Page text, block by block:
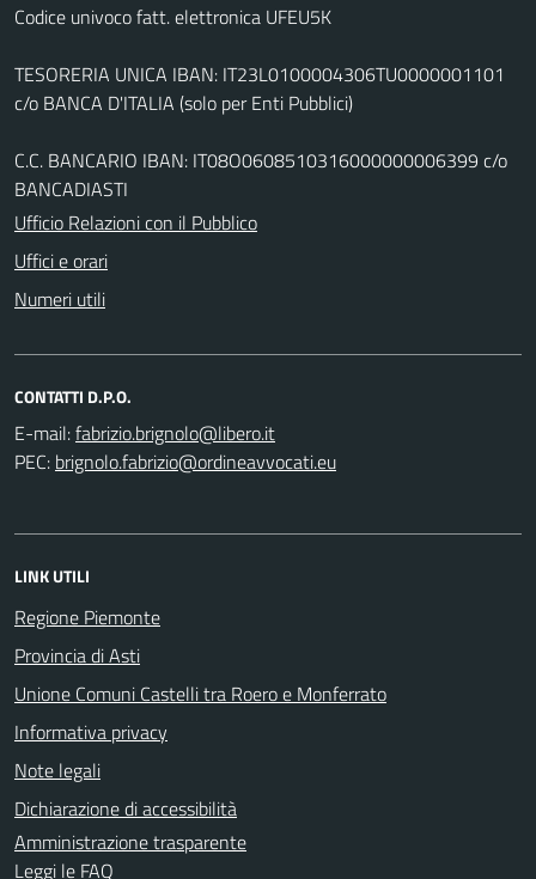
Codice univoco fatt. elettronica UFEU5K
TESORERIA UNICA IBAN: IT23L0100004306TU0000001101
c/o BANCA D'ITALIA (solo per Enti Pubblici)
C.C. BANCARIO IBAN: IT08O0608510316000000006399 c/o
BANCADIASTI
Ufficio Relazioni con il Pubblico
Uffici e orari
Numeri utili
CONTATTI D.P.O.
E-mail:
PEC:
LINK UTILI
Regione Piemonte
Provincia di Asti
Unione Comuni Castelli tra Roero e Monferrato
Informativa privacy
Note legali
Dichiarazione di accessibilità
Amministrazione trasparente
Leggi le FAQ